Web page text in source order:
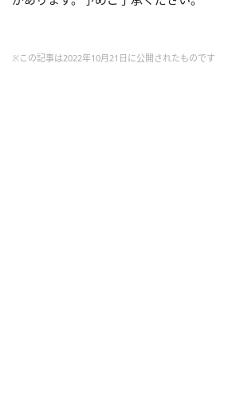
※この記事は2022年10月21日に公開されたものです